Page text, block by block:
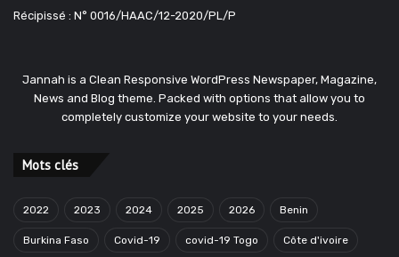
Récipissé : N° 0016/HAAC/12-2020/PL/P
Jannah is a Clean Responsive WordPress Newspaper, Magazine,
News and Blog theme. Packed with options that allow you to
completely customize your website to your needs.
Mots clés
2022 2023 2024 2025 2026 Benin
Burkina Faso Covid-19 covid-19 Togo Côte d'ivoire